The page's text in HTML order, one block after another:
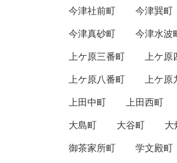
今津社前町
今津巽町
今津真砂町
今津水波
上ケ原三番町
上ケ原
上ケ原八番町
上ケ原
上田中町
上田西町
大島町
大谷町 大
御茶家所町
学文殿町